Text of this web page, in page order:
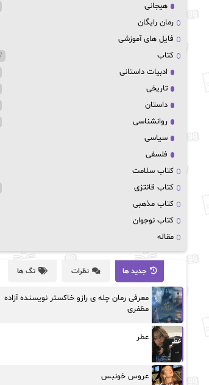
هیجانی
رمان رایگان
فایل های آموزشی
کتاب
ادبیات داستانی
تاریخی
داستان
روانشناسی
سیاسی
فلسفی
کتاب سلامت
کتاب قانتزی
کتاب مذهبی
کتاب نوجوان
مقاله
جدید ها نظرات تگ ها
معرفی رمان چله ی رازو خاکستر نویسنده آزاده
مظفری
عطر
عروس خونبس